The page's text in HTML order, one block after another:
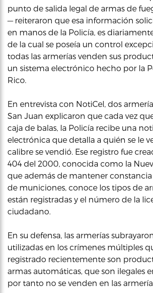
punto de salida legal de armas de
— reiteraron que esa información
en manos de la Policía, es
de la cual se poseía un control
todas las armerías venden sus
un sistema electrónico hecho por la
Rico.
En entrevista con NotiCel, dos
San Juan explicaron que cada vez
caja de balas, la Policía recibe una
electrónica que detalla a quién se le
calibre se vendió. Ese registro fue
404 del 2000, conocida como la
que además de mantener
de municiones, conoce los tipos de
están registradas y el número de la
ciudadano.
En su defensa, las armerías
utilizadas en los crímenes múltiples
registrado recientemente son
armas automáticas, que son ilegales
por tanto no se venden en las